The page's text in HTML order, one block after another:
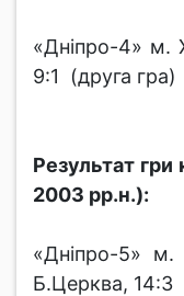
«Дніпро-4» м.
9:1 (друга гра)
Результат
2003 рр.н.):
«Дніпро-5»
Б.Церква, 14:3